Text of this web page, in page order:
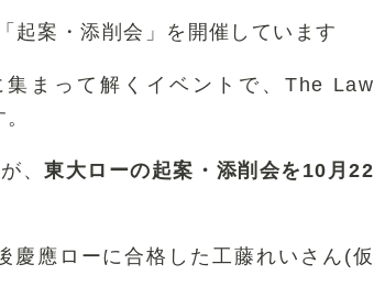
案・添削会」を開催しています
まって解くイベントで、The Law
、東大ローの起案・添削会を10月22
慶應ローに合格した工藤れいさん(仮